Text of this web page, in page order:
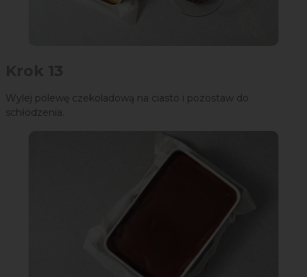
Wylej polewę czekoladową na ciasto i pozostaw do
schłodzenia.